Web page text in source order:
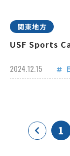
関東地方
USF Sports
2024.12.15
1